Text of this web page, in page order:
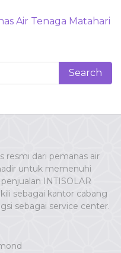
Air Tenaga Matahari
resmi dari pemanas air
untuk memenuhi
INTISOLAR
sebagai kantor cabang
sebagai service center.